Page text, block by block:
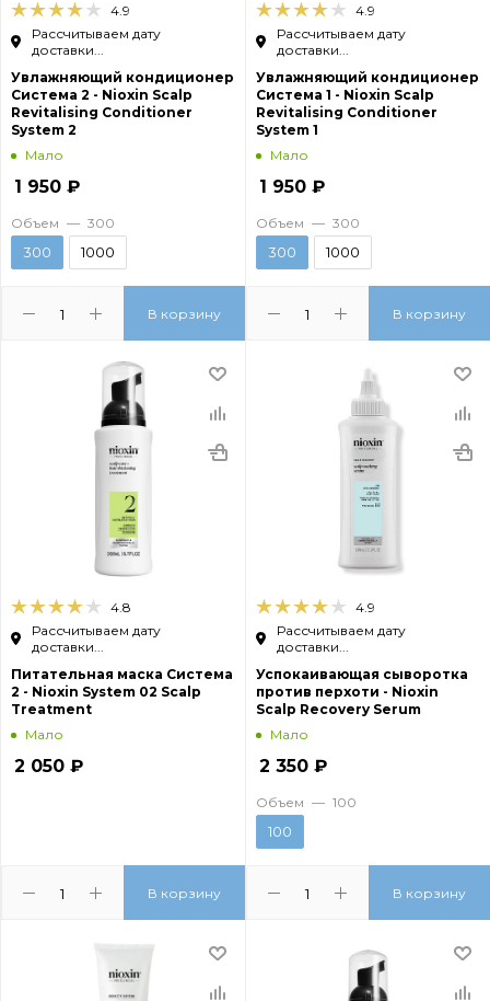
4.9
Рассчитываем дату
доставки...
Увлажняющий кондиционер
Cистема 2 - Nioxin Scalp
Revitalising Conditioner
System 2
Мало
1 950 ₽
В корзину
Объем — 300
300 1000
4.9
Рассчитываем дату
доставки...
Увлажняющий кондиционер
Cистема 1 - Nioxin Scalp
Revitalising Conditioner
System 1
Мало
1 950 ₽
В корзину
Объем — 300
300 1000
4.8
Рассчитываем дату
доставки...
Питательная маска Система
2 - Nioxin System 02 Scalp
Treatment
Мало
2 050 ₽
В корзину
4.9
Рассчитываем дату
доставки...
Успокаивающая сыворотка
против перхоти - Nioxin
Scalp Recovery Serum
Мало
2 350 ₽
В корзину
Объем — 100
100